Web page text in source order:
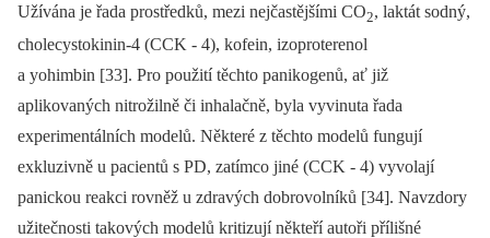
Užívána je řada prostředků, mezi nejčastějšími CO2, laktát sodný,
cholecystokinin‑4 (CCK ‑⁠ 4), kofein, izoproterenol
a yohimbin [33]. Pro použití těchto panikogenů, ať již
aplikovaných nitrožilně či inhalačně, byla vyvinuta řada
experimentálních modelů. Ně­kte­ré z těchto modelů fungují
exkluzivně u pacientů s PD, zatímco jiné (CCK ‑⁠ 4) vyvolají
panickou reakci rovněž u zdravých dobrovolníků [34]. Navzdory
užitečnosti takových modelů kritizují někteří autoři přílišné